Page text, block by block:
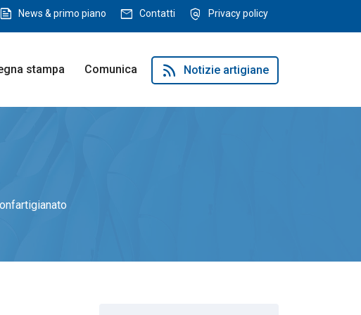
feed News & primo piano mail Contatti policy Privacy policy
stampa Comunica rss_feed Notizie artigiane